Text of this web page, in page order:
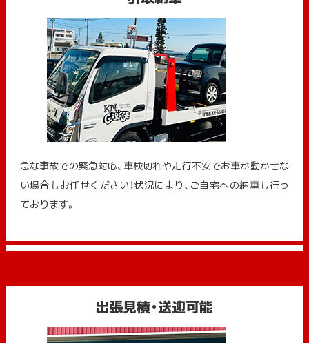
急な事故での緊急対応、車検切れや走行不安でお車が動かせな
い場合もお任せください！状況により、ご自宅への納⾞も⾏っ
ております。
出張見積・送迎可能